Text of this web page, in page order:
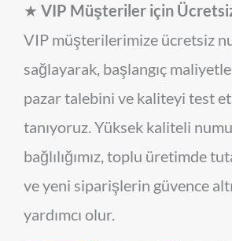
★ VIP Müşteriler için
VIP müşterilerimize ücretsiz
sağlayarak, başlangıç
pazar talebini ve kaliteyi test
tanıyoruz. Yüksek kaliteli
bağlılığımız, toplu üretimde
ve yeni siparişlerin güvence
yardımcı olur.